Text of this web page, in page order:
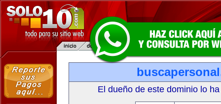
El dueño de este dominio lo